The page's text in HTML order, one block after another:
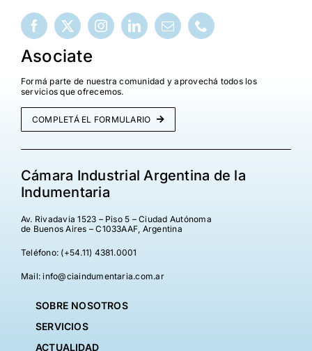
Asociate
Formá parte de nuestra comunidad y aprovechá todos los
servicios que ofrecemos.
COMPLETÁ EL FORMULARIO
Cámara Industrial Argentina de la
Indumentaria
Av. Rivadavia 1523 – Piso 5 – Ciudad Autónoma
de Buenos Aires – C1033AAF, Argentina
Teléfono: (+54.11) 4381.0001
Mail: info@ciaindumentaria.com.ar
SOBRE NOSOTROS
SERVICIOS
ACTUALIDAD